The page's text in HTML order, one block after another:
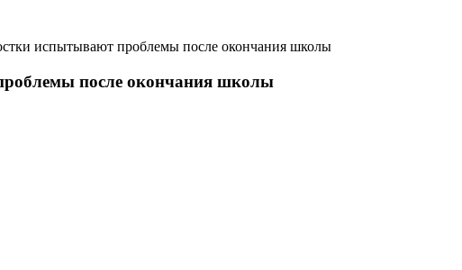
испытывают проблемы после окончания школы
после окончания школы